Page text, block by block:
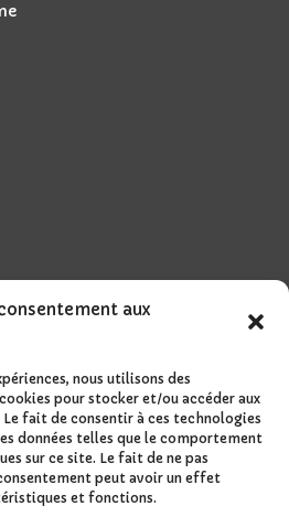
aux
nous utilisons des
pour stocker et/ou accéder aux
fait de consentir à ces technologies
données telles que le comportement
sur ce site. Le fait de ne pas
peut avoir un effet
et fonctions.